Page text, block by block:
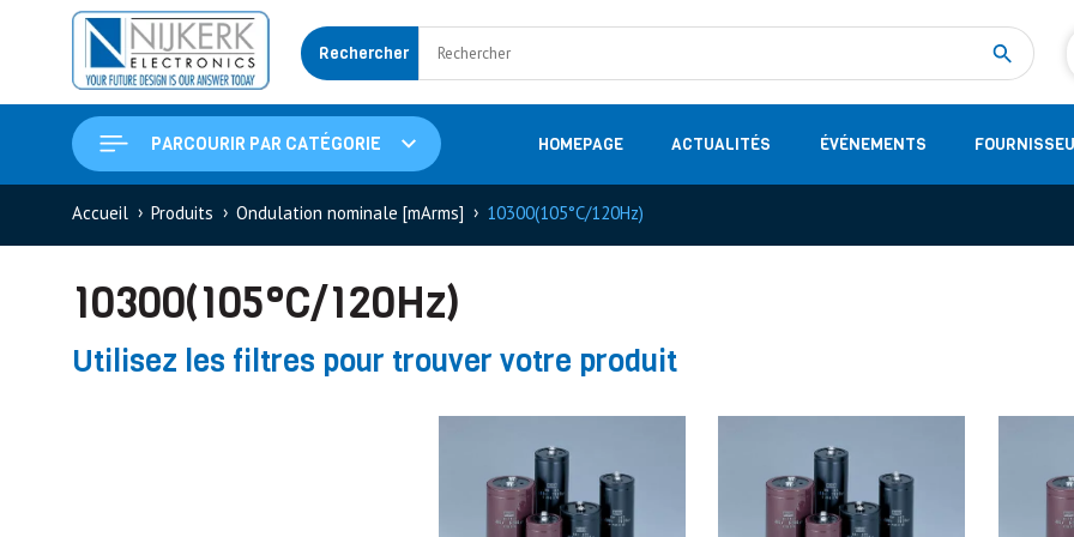
Rechercher
PARCOURIR PAR CATÉGORIE HOMEPAGE ACTUALITÉS ÉVÉNEMENTS
Measurement
Accueil Produits Ondulation nominale [mArms] 10300(105°C/120Hz)
10300(105°C/120Hz)
Utilisez les filtres pour trouver votre produit